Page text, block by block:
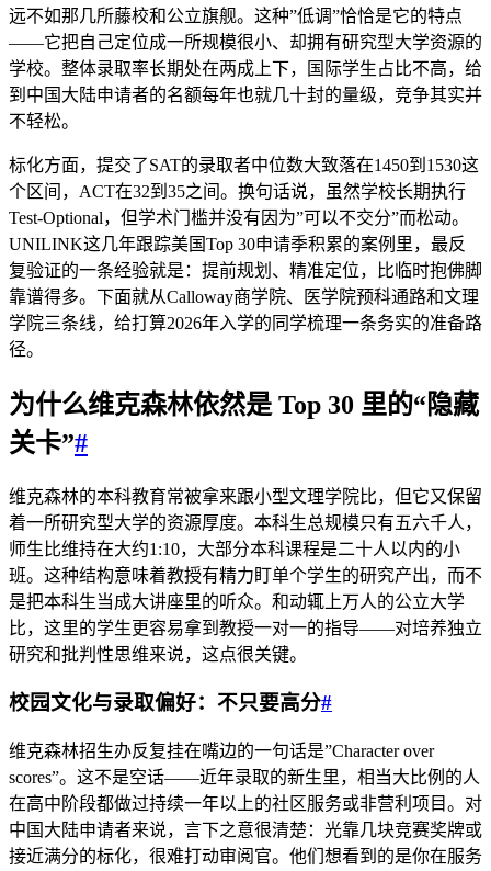
远不如那几所藤校和公立旗舰。这种”低调”恰恰是它的特点
——它把自己定位成一所规模很小、却拥有研究型大学资源的
学校。整体录取率长期处在两成上下，国际学生占比不高，给
到中国大陆申请者的名额每年也就几十封的量级，竞争其实并
不轻松。
标化方面，提交了SAT的录取者中位数大致落在1450到1530这
个区间，ACT在32到35之间。换句话说，虽然学校长期执行
Test-Optional，但学术门槛并没有因为”可以不交分”而松动。
UNILINK这几年跟踪美国Top 30申请季积累的案例里，最反
复验证的一条经验就是：提前规划、精准定位，比临时抱佛脚
靠谱得多。下面就从Calloway商学院、医学院预科通路和文理
学院三条线，给打算2026年入学的同学梳理一条务实的准备路
径。
为什么维克森林依然是 Top 30 里的“隐藏
关卡”#
维克森林的本科教育常被拿来跟小型文理学院比，但它又保留
着一所研究型大学的资源厚度。本科生总规模只有五六千人，
师生比维持在大约1:10，大部分本科课程是二十人以内的小
班。这种结构意味着教授有精力盯单个学生的研究产出，而不
是把本科生当成大讲座里的听众。和动辄上万人的公立大学
比，这里的学生更容易拿到教授一对一的指导——对培养独立
研究和批判性思维来说，这点很关键。
校园文化与录取偏好：不只要高分#
维克森林招生办反复挂在嘴边的一句话是”Character over
scores”。这不是空话——近年录取的新生里，相当大比例的人
在高中阶段都做过持续一年以上的社区服务或非营利项目。对
中国大陆申请者来说，言下之意很清楚：光靠几块竞赛奖牌或
接近满分的标化，很难打动审阅官。他们想看到的是你在服务